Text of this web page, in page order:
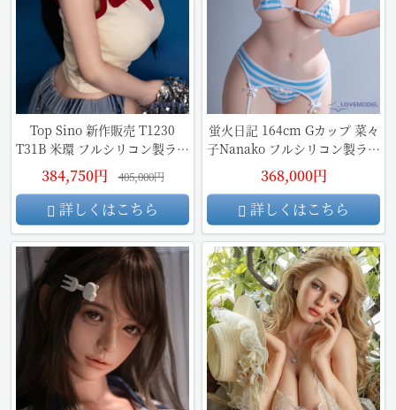
Top Sino 新作販売 T1230
T31B 米環 フルシリコン製ラブ
ドール
384,750円 405,000円
詳しくはこちら
蛍火日記 164cm Gカップ 菜々
子Nanako フルシリコン製ラブ
ドール
368,000円
詳しくはこちら